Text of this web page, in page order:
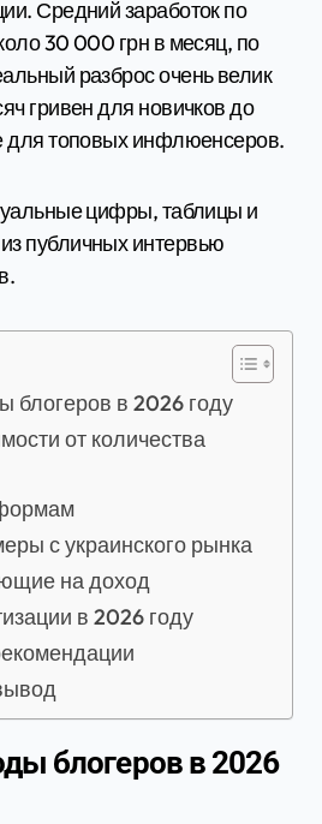
Средний заработок по
30 000 грн в месяц, по
разброс очень велик
гривен для новичков до
для топовых инфлюенсеров.
цифры, таблицы и
публичных интервью
блогеров в 2026 году
от количества
с украинского рынка
на доход
в 2026 году
блогеров в 2026